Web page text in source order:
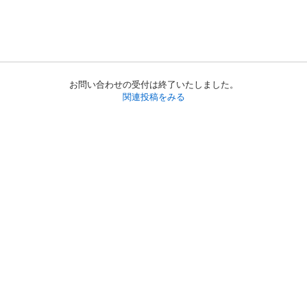
お問い合わせの受付は終了いたしました。
関連投稿をみる